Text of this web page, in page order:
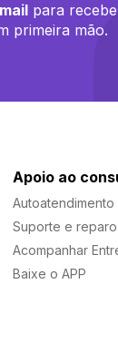
para
primeira mão.
Apoio ao
Autoatendimento
Suporte e reparo
Acompanhar
Baixe o APP